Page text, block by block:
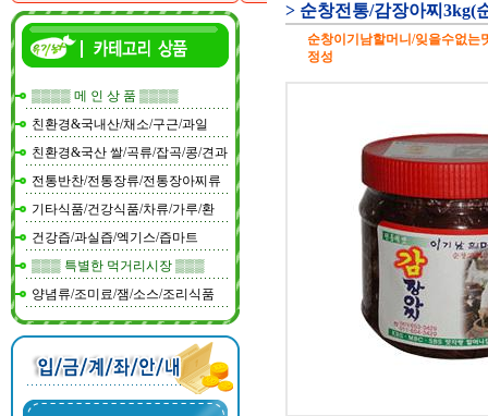
▒▒▒▒ 메 인 상 품 ▒▒▒▒
친환경&국내산/채소/구근/과일
친환경&국산 쌀/곡류/잡곡/콩/견과
전통반찬/전통장류/전통장아찌류
기타식품/건강식품/차류/가루/환
건강즙/과실즙/엑기스/즙마트
▒▒▒ 특별한 먹거리시장 ▒▒▒
양념류/조미료/잼/소스/조리식품
> 순창전통/감장아찌3kg(
순창이기남할머니/잊을수없는
정성